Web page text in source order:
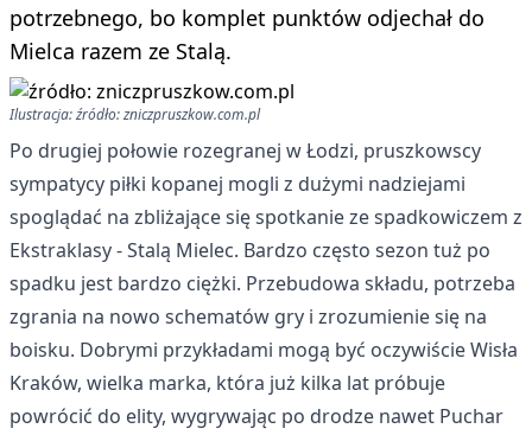
potrzebnego, bo komplet punktów odjechał do
Mielca razem ze Stalą.
Ilustracja: źródło: zniczpruszkow.com.pl
Po drugiej połowie rozegranej w Łodzi, pruszkowscy
sympatycy piłki kopanej mogli z dużymi nadziejami
spoglądać na zbliżające się spotkanie ze spadkowiczem z
Ekstraklasy - Stalą Mielec. Bardzo często sezon tuż po
spadku jest bardzo ciężki. Przebudowa składu, potrzeba
zgrania na nowo schematów gry i zrozumienie się na
boisku. Dobrymi przykładami mogą być oczywiście Wisła
Kraków, wielka marka, która już kilka lat próbuje
powrócić do elity, wygrywając po drodze nawet Puchar